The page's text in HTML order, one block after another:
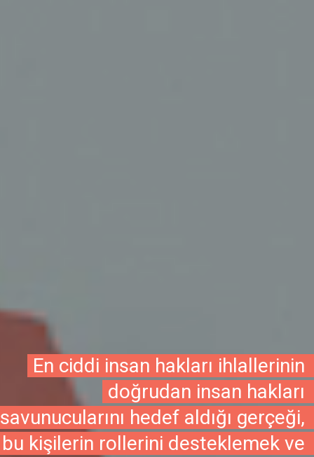
En ciddi insan hakları ihlallerinin
doğrudan insan hakları
savunucularını hedef aldığı gerçeği,
bu kişilerin rollerini desteklemek ve